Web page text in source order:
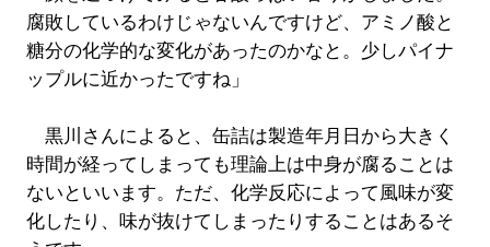
腐敗しているわけじゃないんですけど、アミノ酸と
糖分の化学的な変化があったのかなと。少しパイナ
ップルに近かったですね」
黒川さんによると、缶詰は製造年月日から大きく
時間が経ってしまっても理論上は中身が腐ることは
ないといいます。ただ、化学反応によって風味が変
化したり、味が抜けてしまったりすることはあるそ